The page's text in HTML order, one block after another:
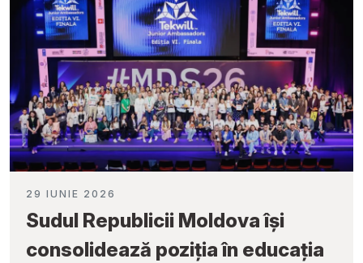
29 IUNIE 2026
Sudul Republicii Moldova își
consolidează poziția în educația